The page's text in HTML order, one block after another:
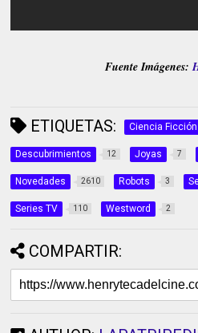
Fuente Imágenes:
ETIQUETAS: Ciencia Ficción
Descubrimientos 12 Joyas 7
Novedades 2610 Robots 3
Series TV 110 Westword 2
COMPARTIR: